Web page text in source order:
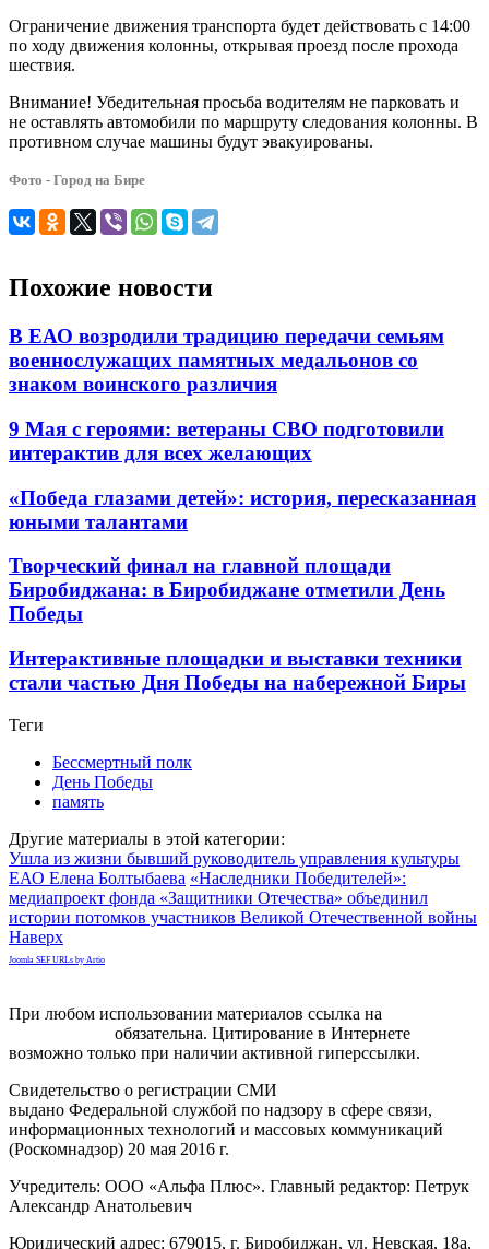
Ограничение движения транспорта будет действовать с 14:00
по ходу движения колонны, открывая проезд после прохода
шествия.
Внимание! Убедительная просьба водителям не парковать и
не оставлять автомобили по маршруту следования колонны. В
противном случае машины будут эвакуированы.
Фото - Город на Бире
Похожие новости
В ЕАО возродили традицию передачи семьям
военнослужащих памятных медальонов со
знаком воинского различия
9 Мая с героями: ветераны СВО подготовили
интерактив для всех желающих
«Победа глазами детей»: история, пересказанная
юными талантами
Творческий финал на главной площади
Биробиджана: в Биробиджане отметили День
Победы
Интерактивные площадки и выставки техники
стали частью Дня Победы на набережной Биры
Теги
Бессмертный полк
День Победы
память
Другие материалы в этой категории:
Ушла из жизни бывший руководитель управления культуры
ЕАО Елена Болтыбаева «Наследники Победителей»:
медиапроект фонда «Защитники Отечества» объединил
истории потомков участников Великой Отечественной войны
Наверх
Joomla SEF URLs by Artio
При любом использовании материалов ссылка на
обязательна. Цитирование в Интернете
возможно только при наличии активной гиперссылки.
Свидетельство о регистрации СМИ
выдано Федеральной службой по надзору в сфере связи,
информационных технологий и массовых коммуникаций
(Роскомнадзор) 20 мая 2016 г.
Учредитель: ООО «Альфа Плюс». Главный редактор: Петрук
Александр Анатольевич
Юридический адрес: 679015, г. Биробиджан, ул. Невская, 18а,